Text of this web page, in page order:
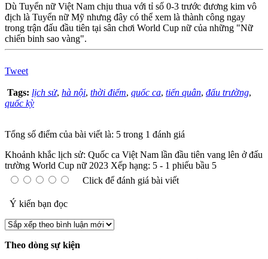
Dù Tuyển nữ Việt Nam chịu thua với tỉ số 0-3 trước đương kim vô
địch là Tuyển nữ Mỹ nhưng đây có thể xem là thành công ngay
trong trận đấu đầu tiên tại sân chơi World Cup nữ của những "Nữ
chiến binh sao vàng".
Tweet
Tags: lịch sử, hà nội, thời điểm, quốc ca, tiến quân, đấu trường,
quốc kỳ
Tổng số điểm của bài viết là: 5 trong 1 đánh giá
Khoảnh khắc lịch sử: Quốc ca Việt Nam lần đầu tiên vang lên ở đấu
trường World Cup nữ 2023 Xếp hạng: 5 - 1 phiếu bầu 5
Click để đánh giá bài viết
Ý kiến bạn đọc
Theo dòng sự kiện